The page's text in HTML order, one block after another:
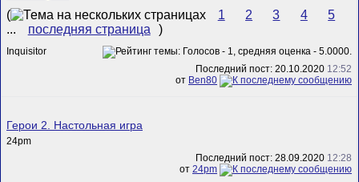
( 1 2 3 4
5
...
последняя страница )
Inquisitor
Последний пост: 20.10.2020 12:52
от Ben80
Герои 2. Настольная игра
24pm
Последний пост: 28.09.2020 12:28
от 24pm